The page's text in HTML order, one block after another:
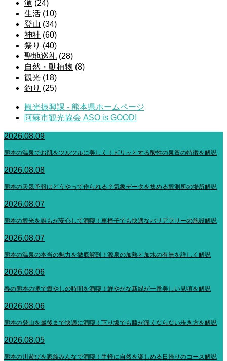
滝 (24)
生活 (10)
登山 (34)
神社 (60)
祭り (40)
聖地巡礼 (28)
自然・動植物 (8)
観光 (18)
釣り (25)
観光振興課 - 熊本県ホームページ
阿蘇市観光協会 ASO is GOOD!
2026.08.09
熊本の温泉でお肌をツルツルに美しく！ピリッとする酸性の泉質の特徴を解説
2026.08.08
熊本の天気予報はどうやって作られる？気象データを集める観測所の場所解説
2026.08.07
熊本の観光を誰もが安心して満喫！車椅子でも快適なバリアフリーの施設解説
2026.08.07
熊本の温泉の本当の魅力を徹底解剖！源泉の加熱と加水の有無を詳しく解説
2026.08.06
春の熊本の滝で癒やしの時間を満喫！鮮やかな新緑が一番美しい見頃を解説
2026.08.06
熊本の登山を最後まで快適に満喫！下り坂でも膝が痛くならない歩き方を解説
2026.08.05
熊本の川遊びを家族みんなで満喫！手軽に自然を楽しめる日帰りのコース解説